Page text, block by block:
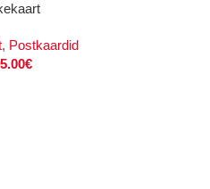
, Postkaardid
€